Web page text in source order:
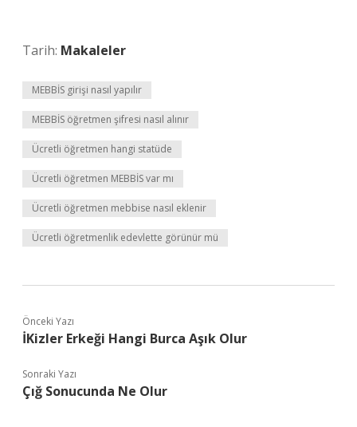
Tarih: Makaleler
MEBBİS girişi nasıl yapılır
MEBBİS öğretmen şifresi nasıl alınır
Ücretli öğretmen hangi statüde
Ücretli öğretmen MEBBİS var mı
Ücretli öğretmen mebbise nasıl eklenir
Ücretli öğretmenlik edevlette görünür mü
Önceki Yazı
İKizler Erkeği Hangi Burca Aşık Olur
Sonraki Yazı
Çığ Sonucunda Ne Olur